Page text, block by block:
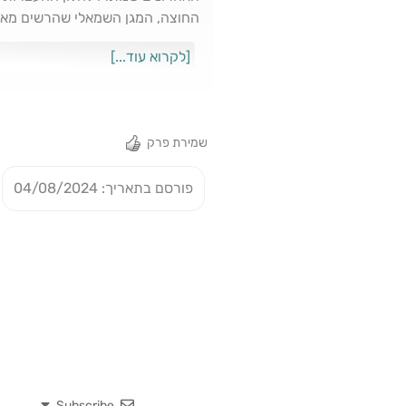
החוצה, המגן השמאלי שהרשים
מנדי בדרך להארכת חוזה וריאל
[לקרוא עוד...]
שמירת פרק
פורסם בתאריך: 04/08/2024